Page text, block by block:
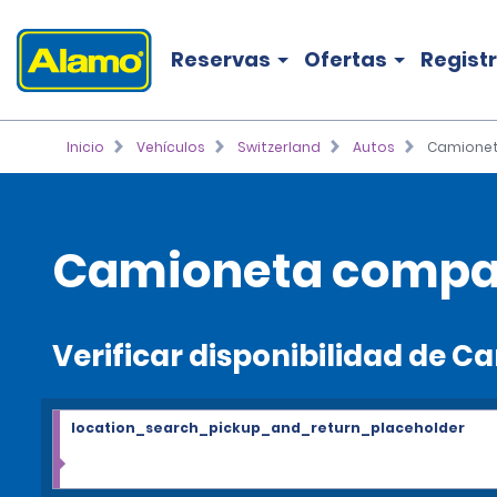
Reservas Ofertas
Inicio Vehículos Switzerland Autos
Camioneta
Verificar disponibilidad de
location_search_pickup_and_return_placeholder